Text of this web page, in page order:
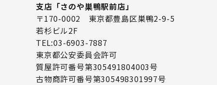
支店「さのや巣鴨駅前店」
〒170-0002 東京都豊島区巣鴨2-9-5
若杉ビル2F
TEL:03-6903-7887
東京都公安委員会許可
質屋許可番号第305491804003号
古物商許可番号第305498301997号